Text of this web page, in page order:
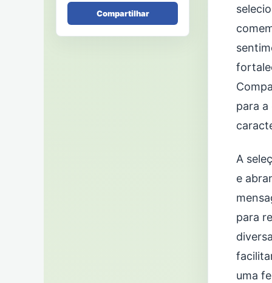
Compartilhar
para a
A
e
para
uma